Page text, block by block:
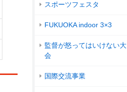
スポーツフェスタ
FUKUOKA indoor 3×3
監督が怒ってはいけない大
会
国際交流事業